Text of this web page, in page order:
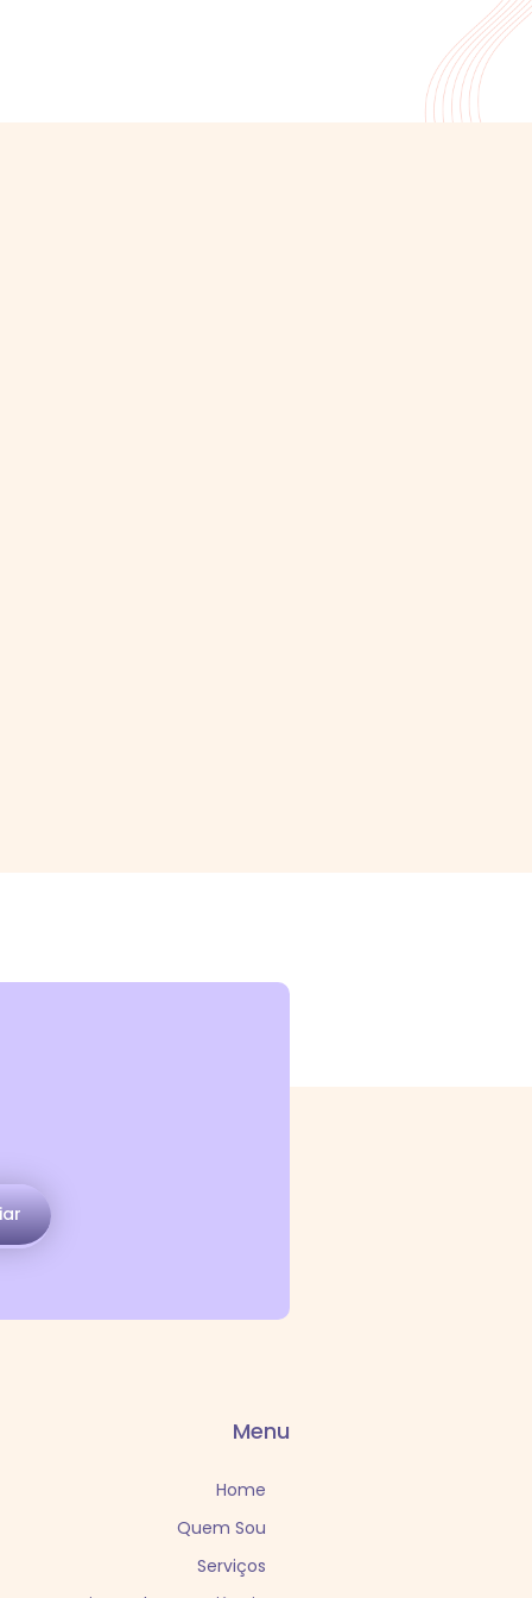
Menu
Home
Quem Sou
Serviços